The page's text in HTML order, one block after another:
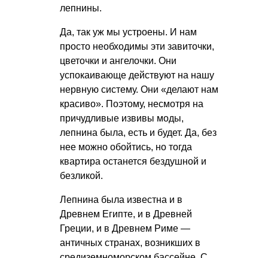
лепнины.
Да, так уж мы устроены. И нам
просто необходимы эти завиточки,
цветочки и ангелочки. Они
успокаивающе действуют на нашу
нервную систему. Они «делают нам
красиво». Поэтому, несмотря на
причудливые извивы моды,
лепнина была, есть и будет. Да, без
нее можно обойтись, но тогда
квартира останется бездушной и
безликой.
Лепнина была известна и в
Древнем Египте, и в Древней
Греции, и в Древнем Риме —
античных странах, возникших в